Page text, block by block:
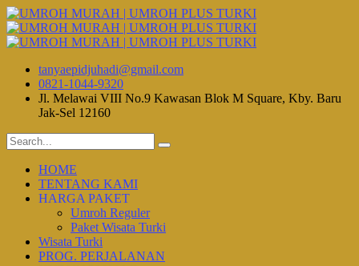
tanyaepidjuhadi@gmail.com
0821-1044-9320
Jl. Melawai VIII No.9 Kawasan Blok M Square, Kby. Baru
Jak-Sel 12160
HOME
TENTANG KAMI
HARGA PAKET
Umroh Reguler
Paket Wisata Turki
Wisata Turki
PROG. PERJALANAN